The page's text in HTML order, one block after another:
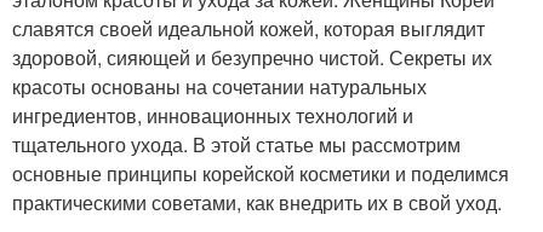
славятся своей идеальной кожей, которая выглядит
здоровой, сияющей и безупречно чистой. Секреты их
красоты основаны на сочетании натуральных
ингредиентов, инновационных технологий и
тщательного ухода. В этой статье мы рассмотрим
основные принципы корейской косметики и поделимся
практическими советами, как внедрить их в свой уход.